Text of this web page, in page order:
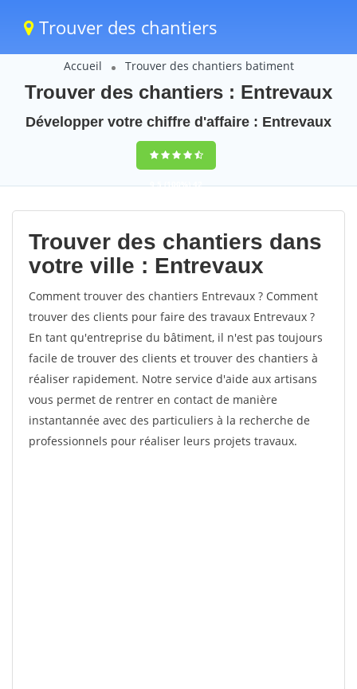
Trouver des chantiers
Accueil Trouver des chantiers batiment
Trouver des chantiers : Entrevaux
Développer votre chiffre d'affaire : Entrevaux
9,5(100%)42
votes
Trouver des chantiers dans
votre ville : Entrevaux
Comment trouver des chantiers Entrevaux ? Comment
trouver des clients pour faire des travaux Entrevaux ?
En tant qu'entreprise du bâtiment, il n'est pas toujours
facile de trouver des clients et trouver des chantiers à
réaliser rapidement. Notre service d'aide aux artisans
vous permet de rentrer en contact de manière
instantannée avec des particuliers à la recherche de
professionnels pour réaliser leurs projets travaux.